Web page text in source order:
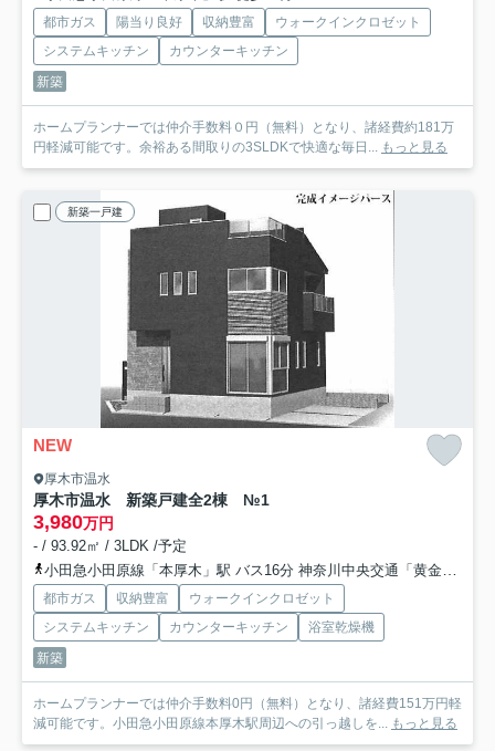
都市ガス 陽当り良好 収納豊富
ウォークインクロゼット
システムキッチン
カウンターキッチン
新築
ホームプランナーでは仲介手数料０円（無料）となり、諸経費約181万
円軽減可能です。余裕ある間取りの3SLDKで快適な毎日... もっと見る
新築一戸建
NEW
厚木市温水
厚木市温水 新築戸建全2棟 №1
3,980万円
- / 93.92㎡ / 3LDK /予定
小田急小田原線「本厚木」駅 バス16分 神奈川中央交通「黄金原」 停歩5分
都市ガス 収納豊富
ウォークインクロゼット
システムキッチン
カウンターキッチン
浴室乾燥機
新築
ホームプランナーでは仲介手数料0円（無料）となり、諸経費151万円軽
減可能です。小田急小田原線本厚木駅周辺への引っ越しを... もっと見る